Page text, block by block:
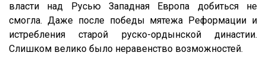
власти над Русью Западная Европа добиться не
смогла. Даже после победы мятежа Реформации и
истребления старой руско-ордынской династии.
Слишком велико было неравенство возможностей.